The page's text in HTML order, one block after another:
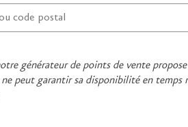
générateur de points de vente
peut garantir sa disponibilité en